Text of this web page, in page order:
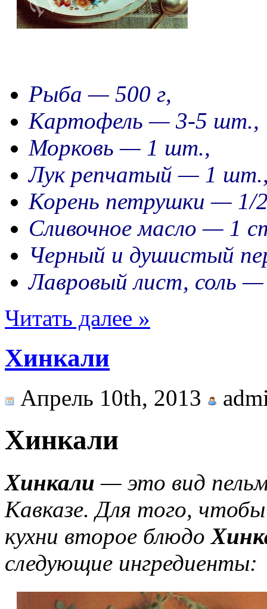
Рыба — 500 г,
Картофель — 3-5 шт.,
Морковь — 1 шт.,
Лук репчатый — 1
Корень петрушки — 1/
Сливочное масло — 1
Черный и душистый
Лавровый лист, соль —
Читать далее »
Хинкали
Апрель 10th, 2013
Хинкали
Хинкали — это вид
Кавказе. Для того,
кухни второе блюдо
следующие ингредиенты: